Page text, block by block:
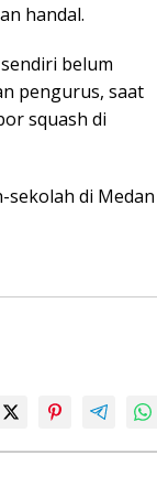
handal.
belum
pengurus, saat
squash di
sekolah di Medan